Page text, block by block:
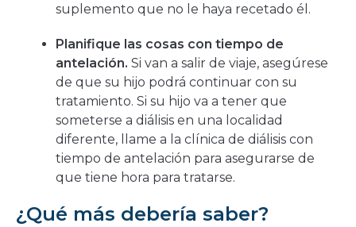
suplemento que no le haya recetado él.
Planifique las cosas con tiempo de
antelación. Si van a salir de viaje, asegúrese
de que su hijo podrá continuar con su
tratamiento. Si su hijo va a tener que
someterse a diálisis en una localidad
diferente, llame a la clínica de diálisis con
tiempo de antelación para asegurarse de
que tiene hora para tratarse.
¿Qué más debería saber?